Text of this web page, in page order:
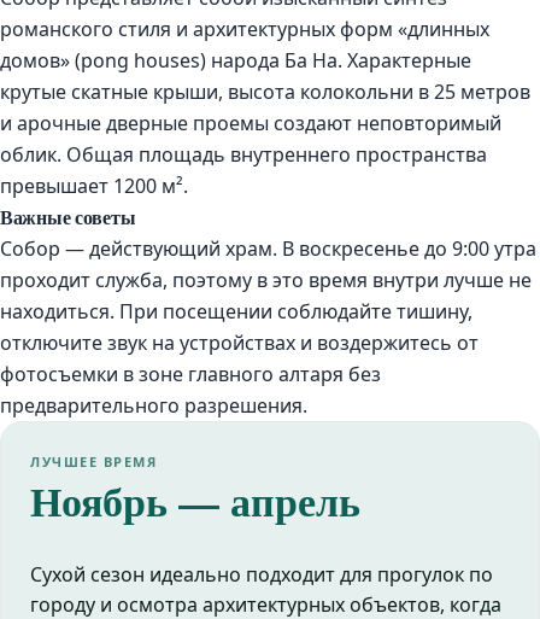
романского стиля и архитектурных форм «длинных
домов» (рong houses) народа Ба На. Характерные
крутые скатные крыши, высота колокольни в 25 метров
и арочные дверные проемы создают неповторимый
облик. Общая площадь внутреннего пространства
превышает 1200 м².
Важные советы
Собор — действующий храм. В воскресенье до 9:00 утра
проходит служба, поэтому в это время внутри лучше не
находиться. При посещении соблюдайте тишину,
отключите звук на устройствах и воздержитесь от
фотосъемки в зоне главного алтаря без
предварительного разрешения.
ЛУЧШЕЕ ВРЕМЯ
Ноябрь — апрель
Сухой сезон идеально подходит для прогулок по
городу и осмотра архитектурных объектов, когда